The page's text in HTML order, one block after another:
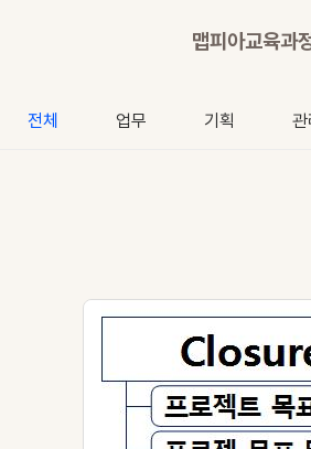
맵피아교육과
전체 업무 기획 관